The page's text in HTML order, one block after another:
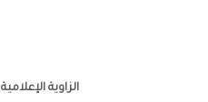
الزاوية الإعلامية